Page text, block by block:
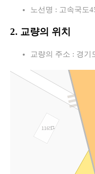
노선명 : 고속국도
2. 교량의 위치
교량의 주소 : 경기